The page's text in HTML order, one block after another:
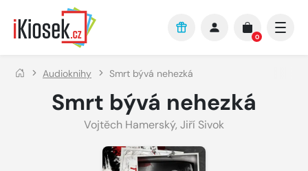
Přejít na hlavní obsah
0
Audioknihy Smrt bývá nehezká
Smrt bývá nehezká
Vojtěch Hamerský, Jiří Sivok